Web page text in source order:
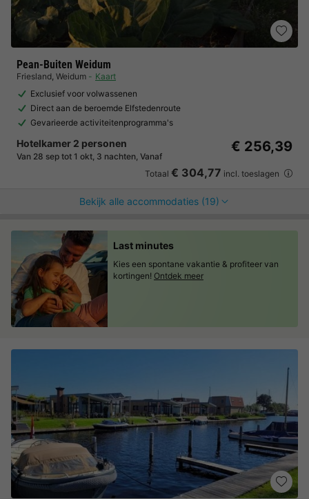
Pean-Buiten Weidum
Friesland, Weidum
Kaart
Exclusief voor volwassenen
Direct aan de beroemde Elfstedenroute
Gevarieerde activiteitenprogramma's
Hotelkamer 2 personen
Van 28 sep tot 1 okt, 3 nachten, Vanaf
€ 256,39
Totaal € 304,77 incl. toeslagen
Bekijk alle accommodaties (19)
Last minutes
Kies een spontane vakantie & profiteer van
kortingen! Ontdek meer